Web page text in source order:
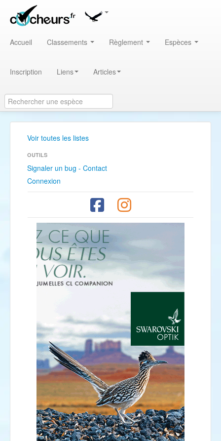
Accueil Classements Règlement Espèces
Inscription Liens Articles
Voir toutes les listes
OUTILS
Signaler un bug - Contact
Connexion